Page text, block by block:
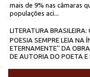
mais de 9% nas câmaras
populações aci...
LITERATURA BRASILEIRA:
POESIA SEMPRE LEIA NA
ETERNAMENTE'' DA
DE AUTORIA DO POETA E